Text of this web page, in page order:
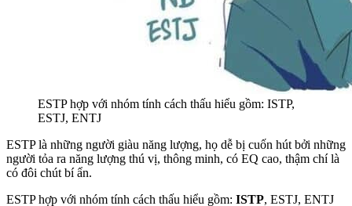
ESTP hợp với nhóm tính cách thấu hiểu gồm: ISTP,
ESTJ, ENTJ
ESTP là những người giàu năng lượng, họ dễ bị cuốn hút bởi những
người tỏa ra năng lượng thú vị, thông minh, có EQ cao, thậm chí là
có đôi chút bí ẩn.
ESTP hợp với nhóm tính cách thấu hiểu gồm: ISTP, ESTJ, ENTJ